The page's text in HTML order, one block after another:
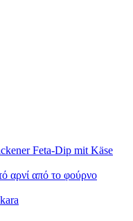
Feta-Dip mit Käse
αρνί από το φούρνο